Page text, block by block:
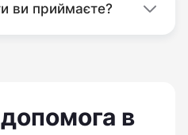
ви приймаєте?
в